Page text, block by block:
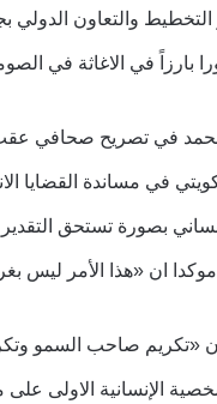
والتعاون الدولي
بارزاً في الاغاثة في
في تصريح صحافي عقب
في مساندة القضايا
بصورة تستحق
موكدا ان «هذا الأمر ليس
«تكريم صاحب السمو
الإنسانية الاولى